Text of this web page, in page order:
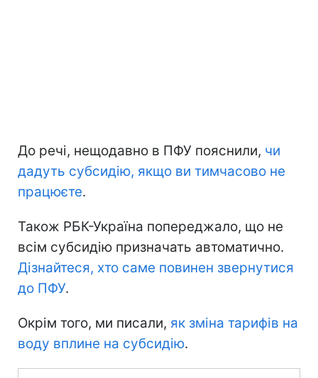
До речі, нещодавно в ПФУ пояснили, чи
дадуть субсидію, якщо ви тимчасово не
працюєте.
Також РБК-Україна попереджало, що не
всім субсидію призначать автоматично.
Дізнайтеся, хто саме повинен звернутися
до ПФУ.
Окрім того, ми писали, як зміна тарифів на
воду вплине на субсидію.